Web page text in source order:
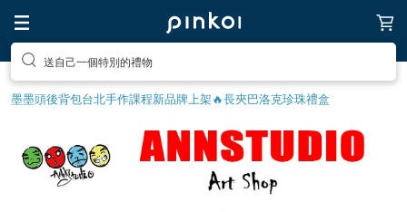
送自己一個特別的禮物
墨墨頭後背包台北手作課程新品牌上架🔥長夾巴洛克珍珠禮盒